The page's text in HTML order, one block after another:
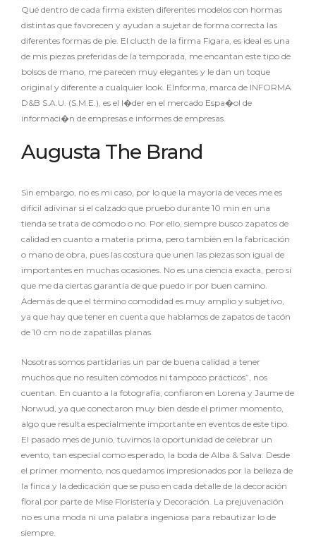
Qué dentro de cada firma existen diferentes modelos con hormas
distintas que favorecen y ayudan a sujetar de forma correcta las
diferentes formas de pie. El clucth de la firma Figara, es ideal es una
de mis piezas preferidas de la temporada, me encantan este tipo de
bolsos de mano, me parecen muy elegantes y le dan un toque
original y diferente a cualquier look. EInforma, marca de INFORMA
D&B S.A.U. (S.M.E.), es el l�der en el mercado Espa�ol de
informaci�n de empresas e informes de empresas.
Augusta The Brand
Sin embargo, no es mi caso, por lo que la mayoría de veces me es
difícil adivinar si el calzado que pruebo durante 10 min en una
tienda se trata de cómodo o no. Por ello, siempre busco zapatos de
calidad en cuanto a materia prima, pero también en la fabricación
o mano de obra, pues las costura que unen las piezas son igual de
importantes en muchas ocasiones. No es una ciencia exacta, pero sí
que me da ciertas garantía de que puedo ir por buen camino.
Además de que el término comodidad es muy amplio y subjetivo,
ya que hay que tener en cuenta que hablamos de zapatos de tacón
de 10 cm no de zapatillas planas.
Nosotras somos partidarias un par de buena calidad a tener
muchos que no resulten cómodos ni tampoco prácticos”, nos
cuentan. En cuanto a la fotografía, confiaron en Lorena y Jaume de
Norwud, ya que conectaron muy bien desde el primer momento,
algo que resulta especialmente importante en eventos de este tipo.
El pasado mes de junio, tuvimos la oportunidad de celebrar un
evento, tan especial como esperado, la boda de Alba & Salva. Desde
el primer momento, nos quedamos impresionados por la belleza de
la finca y la dedicación que se puso en cada detalle de la decoración
floral por parte de Mise Floristería y Decoración. La prejuvenación
no es una moda ni una palabra ingeniosa para rebautizar lo de
siempre.